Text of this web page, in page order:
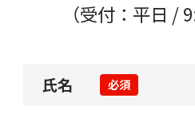
（受付：平日 /
氏名 必須